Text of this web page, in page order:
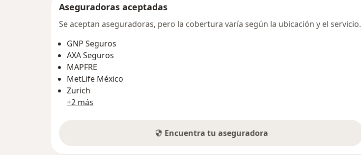
Aseguradoras aceptadas
Se aceptan aseguradoras, pero la cobertura varía según la ubicación y el servicio.
GNP Seguros
AXA Seguros
MAPFRE
MetLife México
Zurich
+2 más
Encuentra tu aseguradora